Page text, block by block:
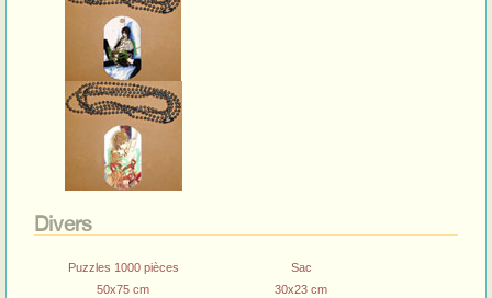
Divers
Puzzles 1000 pièces
50x75 cm
Sac
30x23 cm